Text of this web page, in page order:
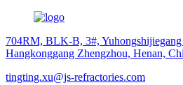
704RM, BLK-B, 3#,
Hangkonggang Zhengzhou, Henan,
tingting.xu@js-refractories.com